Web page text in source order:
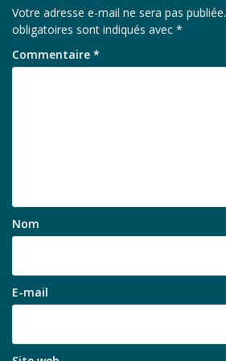
Votre adresse e-mail ne sera pas publiée.
obligatoires sont indiqués avec *
Commentaire *
Nom
E-mail